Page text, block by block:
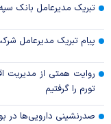
تبریک مدیرعامل بانک
پیام تبریک مدیرعامل
روایت همتی از مدیریت
تورم را گرفتیم
صدرنشینی دارویی‌ها در